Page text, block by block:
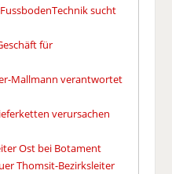
sucht
für
Mallmann verantwortet
verursachen
Ost bei Botament
Thomsit-Bezirksleiter